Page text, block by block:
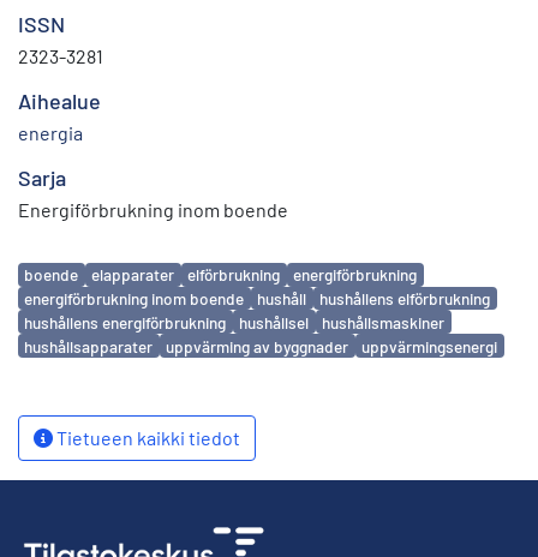
ISSN
2323-3281
Aihealue
energia
Sarja
Energiförbrukning inom boende
Avainsanat
boende elapparater elförbrukning
energiförbrukning
energiförbrukning inom boende
hushåll
hushållens elförbrukning
hushållens energiförbrukning
hushållsel
hushållsmaskiner
hushållsapparater
uppvärming av byggnader uppvärmingsenergi
Tietueen kaikki tiedot